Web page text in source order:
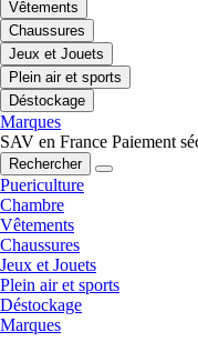
Vêtements
Chaussures
Jeux et Jouets
Plein air et sports
Déstockage
Marques
SAV en France Paiement
Rechercher
Puericulture
Chambre
Vêtements
Chaussures
Jeux et Jouets
Plein air et sports
Déstockage
Marques